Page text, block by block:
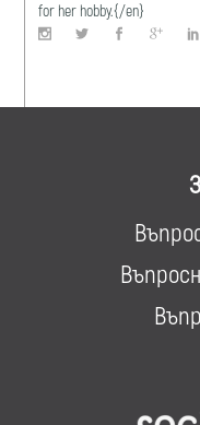
for her hobby.{/en}